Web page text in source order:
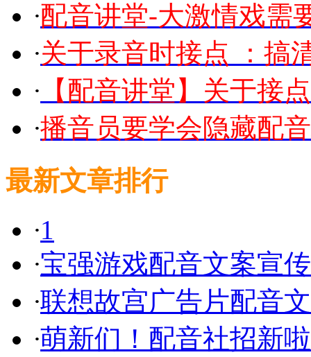
·配音讲堂-大激情戏需
·关于录音时接点 ：搞
· 【配音讲堂】关于接
·播音员要学会隐藏配
最新文章排行
·1
·宝强游戏配音文案宣
·联想故宫广告片配音
·萌新们！配音社招新